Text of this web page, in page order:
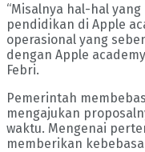
“Misalnya hal-hal
pendidikan di Apple
operasional yang
dengan Apple
Febri.
Pemerintah
mengajukan
waktu. Mengenai
memberikan